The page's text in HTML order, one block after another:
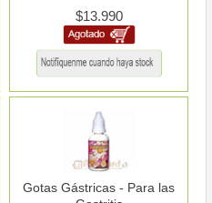
$13.990
Gotas Gástricas - Para las